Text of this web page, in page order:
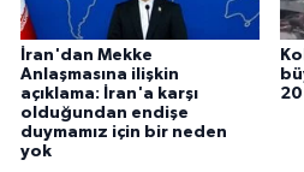
İran'dan Mekke
Anlaşmasına ilişkin
açıklama: İran'a karşı
olduğundan endişe
duymamız için bir neden
yok